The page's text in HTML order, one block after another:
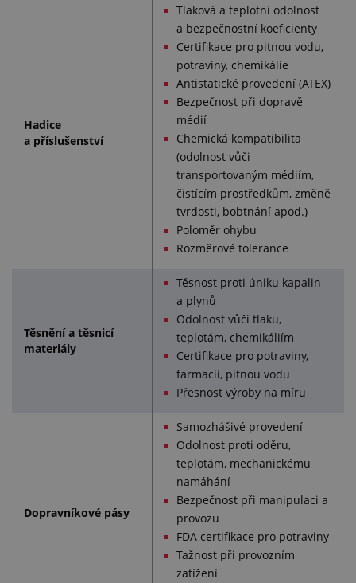
Hadice
a příslušenství
Tlaková a teplotní odolnost
a bezpečnostní koeficienty
Certifikace pro pitnou vodu,
potraviny, chemikálie
Antistatické provedení (ATEX)
Bezpečnost při dopravě
médií
Chemická kompatibilita
(odolnost vůči
transportovaným médiím,
čistícím prostředkům, změně
tvrdosti, bobtnání apod.)
Poloměr ohybu
Rozměrové tolerance
Těsnění a těsnicí
materiály
Těsnost proti úniku kapalin
a plynů
Odolnost vůči tlaku,
teplotám, chemikáliím
Certifikace pro potraviny,
farmacii, pitnou vodu
Přesnost výroby na míru
Dopravníkové pásy
Samozhášivé provedení
Odolnost proti oděru,
teplotám, mechanickému
namáhání
Bezpečnost při manipulaci a
provozu
FDA certifikace pro potraviny
Tažnost při provozním
zatížení